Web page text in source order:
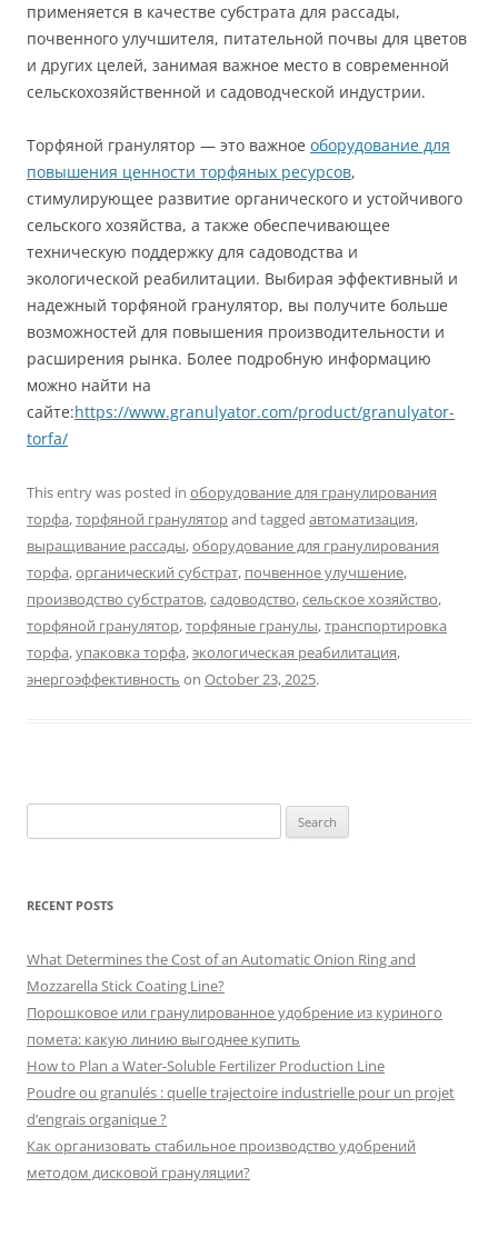
применяется в качестве субстрата для рассады,
почвенного улучшителя, питательной почвы для цветов
и других целей, занимая важное место в современной
сельскохозяйственной и садоводческой индустрии.
Торфяной гранулятор — это важное оборудование для
повышения ценности торфяных ресурсов,
стимулирующее развитие органического и устойчивого
сельского хозяйства, а также обеспечивающее
техническую поддержку для садоводства и
экологической реабилитации. Выбирая эффективный и
надежный торфяной гранулятор, вы получите больше
возможностей для повышения производительности и
расширения рынка. Более подробную информацию
можно найти на
сайте:https://www.granulyator.com/product/granulyator-
torfa/
This entry was posted in оборудование для гранулирования
торфа,торфяной грануляторand tagged автоматизация,
выращивание рассады,оборудование для гранулирования
торфа,органический субстрат, почвенное улучшение,
производство субстратов,садоводство,сельское хозяйство,
торфяной гранулятор,торфяные гранулы,транспортировка
торфа,упаковка торфа,экологическая реабилитация,
энергоэффективность on October 23, 2025.
for:
RECENT POSTS
What Determines the Cost of an Automatic Onion Ring and
Mozzarella Stick Coating Line?
Порошковое или гранулированное удобрение из куриного
помета: какую линию выгоднее купить
How to Plan a Water-Soluble Fertilizer Production Line
Poudre ou granulés : quelle trajectoire industrielle pour un projet
d’engrais organique ?
Как организовать стабильное производство удобрений
методом дисковой грануляции?